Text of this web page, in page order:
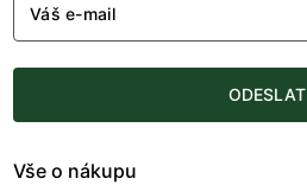
Váš e-mail
ODESLAT
Vše o nákupu